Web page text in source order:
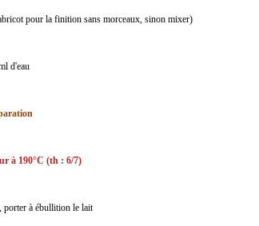
pour la finition sans morceaux, sinon mixer)
d'eau
à 190°C (th : 6/7)
porter à ébullition le lait